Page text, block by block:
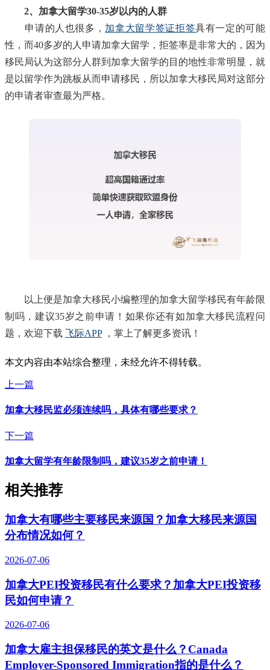
2、加拿大留学30-35岁以内的人群
申请的人也很多， 加拿大留学签证拒签具有一定的可能
性，而40多岁的人申请加拿大留学，拒签率是非常大的，因为
移民局认为这部分人群到加拿大留学的目的地性非常明显，就
是以留学作为跳板从而申请移民，所以加拿大移民局对这部分
的申请者审查最为严格。
以上便是加拿大移民小编整理的加拿大留学移民有年龄限
制吗，建议35岁之前申请！如果你还有如加拿大移民流程问
题，欢迎下载 飞际APP，掌上了解更多资讯！
本文内容由本站综合整理，未经允许不得转载。
上一篇
加拿大移民监必须连续吗，具体有哪些要求？
下一篇
加拿大留学有年龄限制吗，建议35岁之前申请！
相关推荐
加拿大有哪些主要移民来源国？加拿大移民来源国
分布情况如何？
2026-07-06
加拿大PEI投资移民有什么要求？加拿大PEI投资移
民如何申请？
2026-07-06
加拿大雇主担保移民的英文是什么？Canada
Employer-Sponsored Immigration指的是什么？